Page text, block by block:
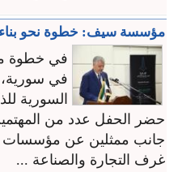
مؤسسة سيف: خطوة نحو بناء
في خطوة
في
السورية
حضر الحفل عدد من
جانب ممثلين عن مؤسسات
غرف التجارة والصناعة ...